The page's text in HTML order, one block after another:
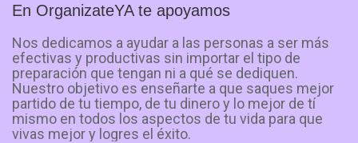
En OrganizateYA te apoyamos
Nos dedicamos a ayudar a las personas a ser más
efectivas y productivas sin importar el tipo de
preparación que tengan ni a qué se dediquen.
Nuestro objetivo es enseñarte a que saques mejor
partido de tu tiempo, de tu dinero y lo mejor de tí
mismo en todos los aspectos de tu vida para que
vivas mejor y logres el éxito.